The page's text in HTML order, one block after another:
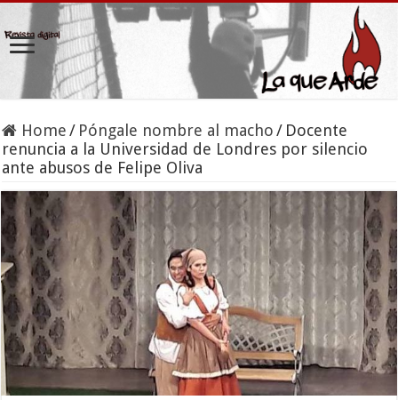
Home / Póngale nombre al macho / Docente
renuncia a la Universidad de Londres por silencio
ante abusos de Felipe Oliva